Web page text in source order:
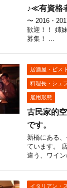
♪≪有資格
〜 2016・
歓迎！！ 姉
募集！ ...
居酒屋・ビス
料理長・シェ
雇用形態
古民家的
です。
新橋にある
ています。
違う、ワイ
イタリアン・